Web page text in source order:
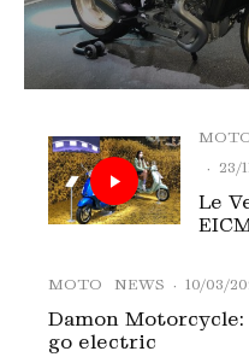
· 23/
Le
MOTO NEWS · 10/03/
Damon
go electric